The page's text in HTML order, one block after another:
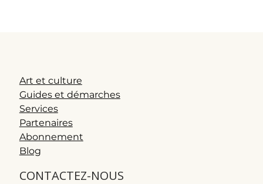
CONTACTEZ-NOUS
Art et culture
Guides et démarches
Services
Partenaires
Abonnement
Blog